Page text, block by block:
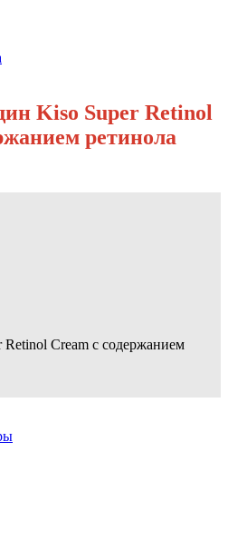
Kiso Super Retinol
ретинола
Cream с содержанием